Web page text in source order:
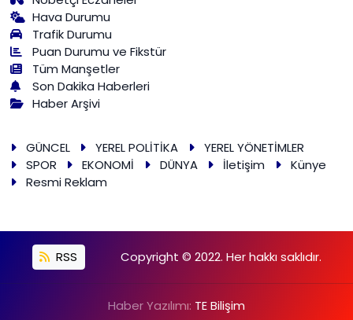
Hava Durumu
Trafik Durumu
Puan Durumu ve Fikstür
Tüm Manşetler
Son Dakika Haberleri
Haber Arşivi
GÜNCEL YEREL POLİTİKA
YEREL YÖNETİMLER
SPOR
EKONOMİ DÜNYA İletişim
Künye
Resmi Reklam
RSS Copyright © 2022. Her hakkı saklıdır.
Haber Yazılımı: TE Bilişim